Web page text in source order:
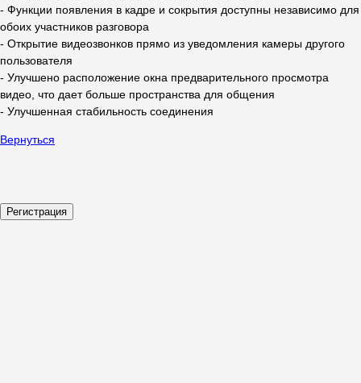
- Функции появления в кадре и сокрытия доступны независимо для
обоих участников разговора
- Открытие видеозвонков прямо из уведомления камеры другого
пользователя
- Улучшено расположение окна предварительного просмотра
видео, что дает больше пространства для общения
- Улучшенная стабильность соединения
Вернуться
Регистрация